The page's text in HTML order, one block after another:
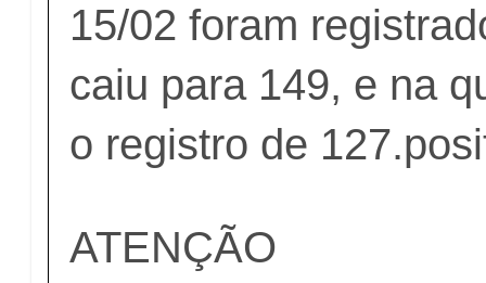
15/02 foram
caiu para 149, e na
o registro de
ATENÇÃO